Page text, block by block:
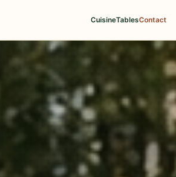
CuisineTablesContact